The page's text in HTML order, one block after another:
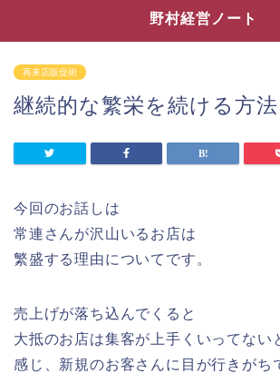
野村経営ノート
再来店販促術
継続的な繁栄を続ける方法
今回のお話しは
常連さんが沢山いるお店は
繁盛する理由についてです。
売上げが落ち込んでくると
大抵のお店は集客が上手くいってない
感じ、新規のお客さんに目が行きがち